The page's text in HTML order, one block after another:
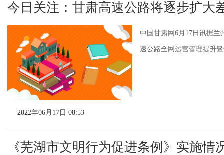
今日关注：甘肃高速公路将逐步扩大
中国甘肃网6月17日讯据
速公路全网运营管理提升
2022年06月17日 08:53
《芜湖市文明行为促进条例》实施情